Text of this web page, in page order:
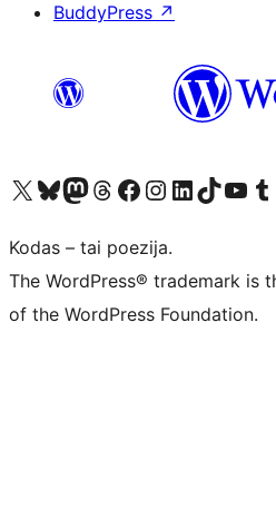
BuddyPress ↗
Visit our X (formerly Twitter) account
Apsilankykite mūsų Bluesky paskyroje
Visit our Mastodon account
Apsilankykite mūsų Threads paskyroje
Visit our Facebook page
Visit our Instagram account
Visit our LinkedIn account
Apsilankykite mūsų
Visit our
Kodas – tai poezija.
The WordPress® trademark is
of the WordPress Foundation.